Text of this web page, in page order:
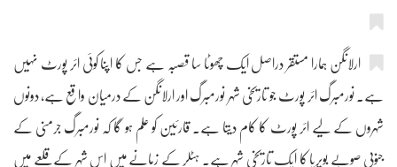
ارلانگن ہمارا مستقر دراصل ایک چھوٹا سا قصبہ ہے جس کا اپنا کوئی ائر پورٹ نہیں
ہے۔ نورمبرگ ائر پورٹ جو تاریخی شہر نورمبرگ اور ارلانگن کے درمیان واقع ہے، دونوں
شہروں کے لیے ائر پورٹ کا کام دیتا ہے۔ قارئین کو علم ہو گا کہ نورمبرگ جرمنی کے
جنوبی صوبے بویریا کا ایک تاریخی شہر ہے۔ ہٹلر کے زمانے میں اس شہر کے قلعے میں